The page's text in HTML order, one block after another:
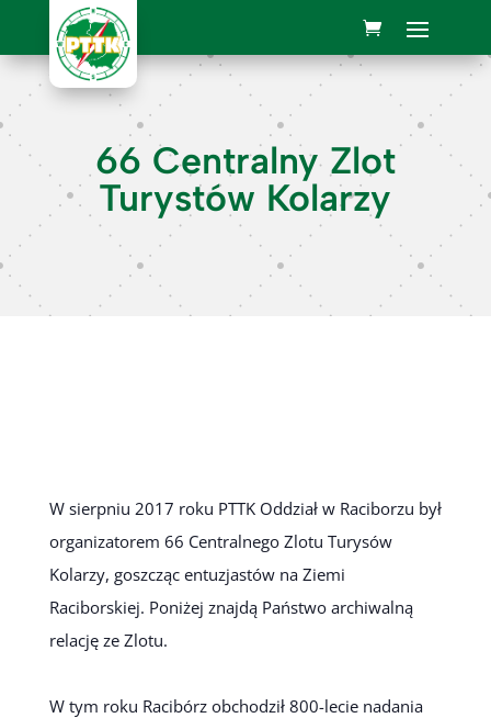
66 Centralny Zlot
Turystów Kolarzy
W sierpniu 2017 roku PTTK Oddział w Raciborzu był
organizatorem 66 Centralnego Zlotu Turysów
Kolarzy, goszcząc entuzjastów na Ziemi
Raciborskiej. Poniżej znajdą Państwo archiwalną
relację ze Zlotu.
W tym roku Racibórz obchodził 800-lecie nadania